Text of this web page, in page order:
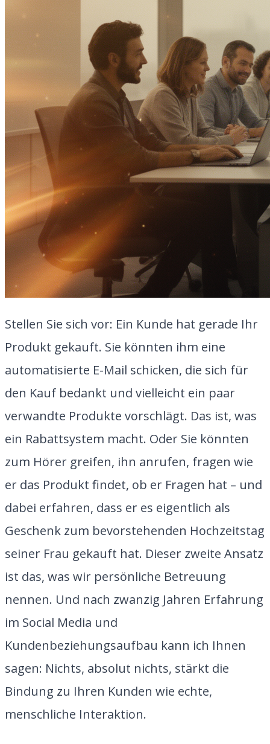
Stellen Sie sich vor: Ein Kunde hat gerade Ihr
Produkt gekauft. Sie könnten ihm eine
automatisierte E-Mail schicken, die sich für
den Kauf bedankt und vielleicht ein paar
verwandte Produkte vorschlägt. Das ist, was
ein Rabattsystem macht. Oder Sie könnten
zum Hörer greifen, ihn anrufen, fragen wie
er das Produkt findet, ob er Fragen hat – und
dabei erfahren, dass er es eigentlich als
Geschenk zum bevorstehenden Hochzeitstag
seiner Frau gekauft hat. Dieser zweite Ansatz
ist das, was wir persönliche Betreuung
nennen. Und nach zwanzig Jahren Erfahrung
im Social Media und
Kundenbeziehungsaufbau kann ich Ihnen
sagen: Nichts, absolut nichts, stärkt die
Bindung zu Ihren Kunden wie echte,
menschliche Interaktion.